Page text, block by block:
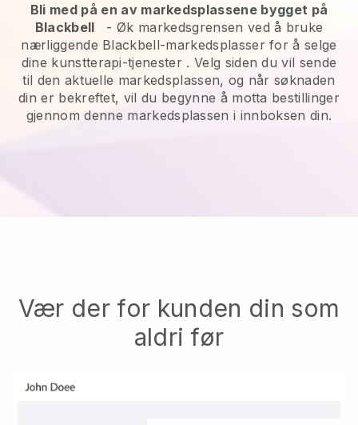
Bli med på en av markedsplassene bygget på
Blackbell
-Øk markedsgrensen ved å bruke
nærliggende Blackbell-markedsplasser for å selge
dine kunstterapi-tjenester . Velg siden du vil sende
til den aktuelle markedsplassen, og når søknaden
din er bekreftet, vil du begynne å motta bestillinger
gjennom denne markedsplassen i innboksen din.
Vær der for kunden din som
aldri før